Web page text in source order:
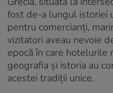
fost de-a lungul istoriei
pentru comercianți,
vizitatori aveau nevoie
epocă în care hotelurile
geografia și istoria au
acestei tradiții unice.